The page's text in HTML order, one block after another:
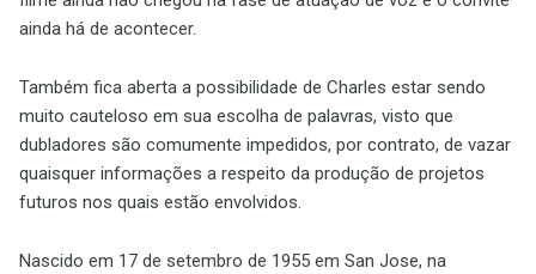
ainda há de acontecer.
Também fica aberta a possibilidade de Charles estar sendo
muito cauteloso em sua escolha de palavras, visto que
dubladores são comumente impedidos, por contrato, de vazar
quaisquer informações a respeito da produção de projetos
futuros nos quais estão envolvidos.
Nascido em 17 de setembro de 1955 em San Jose, na